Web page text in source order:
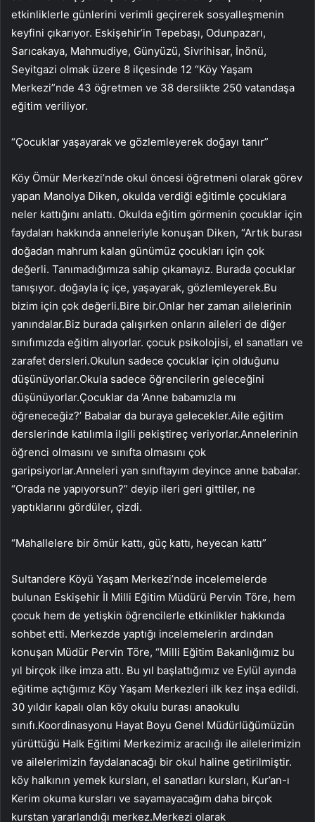
etkinliklerle günlerini verimli geçirerek sosyalleşmenin
keyfini çıkarıyor. Eskişehir’in Tepebaşı, Odunpazarı,
Sarıcakaya, Mahmudiye, Günyüzü, Sivrihisar, İnönü,
Seyitgazi olmak üzere 8 ilçesinde 12 “Köy Yaşam
Merkezi”nde 43 öğretmen ve 38 derslikte 250 vatandaşa
eğitim veriliyor.
“Çocuklar yaşayarak ve gözlemleyerek doğayı tanır”
Köy Ömür Merkezi’nde okul öncesi öğretmeni olarak görev
yapan Manolya Diken, okulda verdiği eğitimle çocuklara
neler kattığını anlattı. Okulda eğitim görmenin çocuklar için
faydaları hakkında anneleriyle konuşan Diken, “Artık burası
doğadan mahrum kalan günümüz çocukları için çok
değerli. Tanımadığımıza sahip çıkamayız. Burada çocuklar
tanışıyor. doğayla iç içe, yaşayarak, gözlemleyerek.Bu
bizim için çok değerli.Bire bir.Onlar her zaman ailelerinin
yanındalar.Biz burada çalışırken onların aileleri de diğer
sınıfımızda eğitim alıyorlar. çocuk psikolojisi, el sanatları ve
zarafet dersleri.Okulun sadece çocuklar için olduğunu
düşünüyorlar.Okula sadece öğrencilerin geleceğini
düşünüyorlar.Çocuklar da ‘Anne babamızla mı
öğreneceğiz?’ Babalar da buraya gelecekler.Aile eğitim
derslerinde katılımla ilgili pekiştireç veriyorlar.Annelerinin
öğrenci olmasını ve sınıfta olmasını çok
garipsiyorlar.Anneleri yan sınıftayım deyince anne babalar.
“Orada ne yapıyorsun?” deyip ileri geri gittiler, ne
yaptıklarını gördüler, çizdi.
“Mahallelere bir ömür kattı, güç kattı, heyecan kattı”
Sultandere Köyü Yaşam Merkezi’nde incelemelerde
bulunan Eskişehir İl Milli Eğitim Müdürü Pervin Töre, hem
çocuk hem de yetişkin öğrencilerle etkinlikler hakkında
sohbet etti. Merkezde yaptığı incelemelerin ardından
konuşan Müdür Pervin Töre, “Milli Eğitim Bakanlığımız bu
yıl birçok ilke imza attı. Bu yıl başlattığımız ve Eylül ayında
eğitime açtığımız Köy Yaşam Merkezleri ilk kez inşa edildi.
30 yıldır kapalı olan köy okulu burası anaokulu
sınıfı.Koordinasyonu Hayat Boyu Genel Müdürlüğümüzün
yürüttüğü Halk Eğitimi Merkezimiz aracılığı ile ailelerimizin
ve ailelerimizin faydalanacağı bir okul haline getirilmiştir.
köy halkının yemek kursları, el sanatları kursları, Kur’an-ı
Kerim okuma kursları ve sayamayacağım daha birçok
kurstan yararlandığı merkez.Merkezi olarak